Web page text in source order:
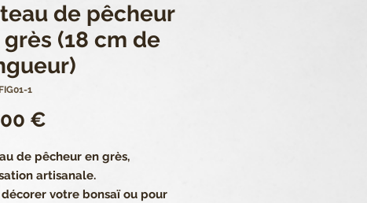
de pêcheur
(18 cm de
1
€
de pêcheur en grès,
artisanale.
décorer votre bonsaï ou pour